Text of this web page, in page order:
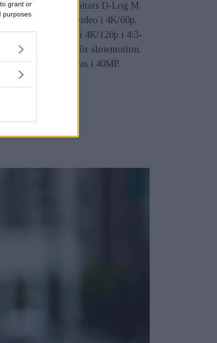
grant or
purposes
kan spelas in i 10-bitars D-Log M
finns för HLG-video i 4K/60p.
kan även spelas in i 4K/120p i 4:3-
eller 1080/240p för slowmotion.
kan fotograferas i 40MP.